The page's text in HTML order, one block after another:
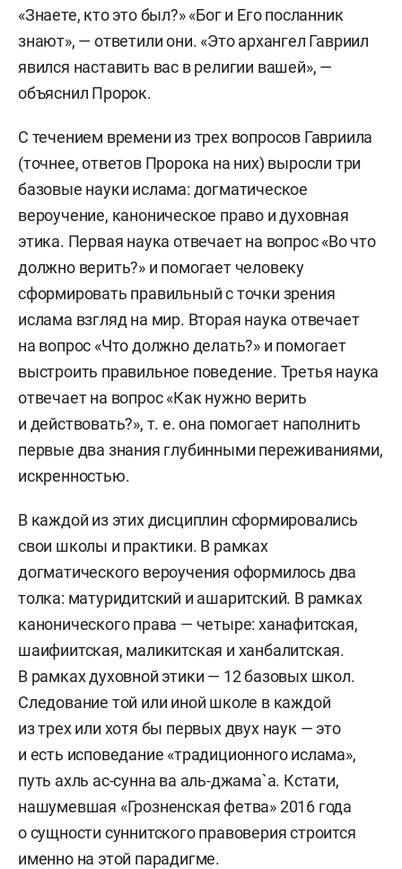
«Знаете, кто это был?» «Бог и Его посланник
знают», — ответили они. «Это архангел Гавриил
явился наставить вас в религии вашей», —
объяснил Пророк.
С течением времени из трех вопросов Гавриила
(точнее, ответов Пророка на них) выросли три
базовые науки ислама: догматическое
вероучение, каноническое право и духовная
этика. Первая наука отвечает на вопрос «Во что
должно верить?» и помогает человеку
сформировать правильный с точки зрения
ислама взгляд на мир. Вторая наука отвечает
на вопрос «Что должно делать?» и помогает
выстроить правильное поведение. Третья наука
отвечает на вопрос «Как нужно верить
и действовать?», т. е. она помогает наполнить
первые два знания глубинными переживаниями,
искренностью.
В каждой из этих дисциплин сформировались
свои школы и практики. В рамках
догматического вероучения оформилось два
толка: матуридитский и ашаритский. В рамках
канонического права — четыре: ханафитская,
шаифиитская, маликитская и ханбалитская.
В рамках духовной этики — 12 базовых школ.
Следование той или иной школе в каждой
из трех или хотя бы первых двух наук — это
и есть исповедание «традиционного ислама»,
путь ахль ас-сунна ва аль-джама`а. Кстати,
нашумевшая «Грозненская фетва» 2016 года
о сущности суннитского правоверия строится
именно на этой парадигме.